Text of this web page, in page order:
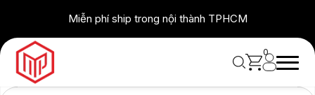
content
Miễn phí ship trong nội thành TPHCM
0